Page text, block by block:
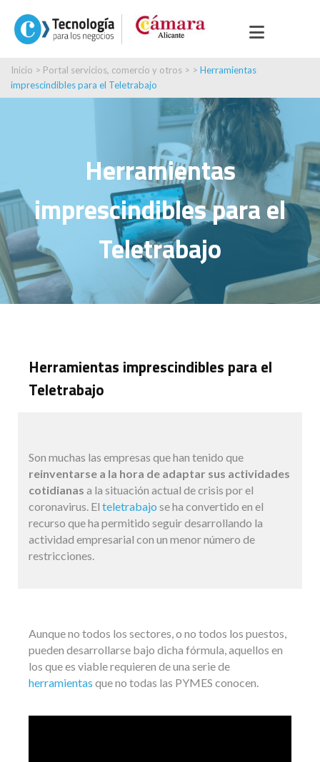
Inicio > Portal servicios, comercio y otros > > Herramientas
imprescindibles para el Teletrabajo
Herramientas
imprescindibles para el
Teletrabajo
Herramientas imprescindibles para el
Teletrabajo
Son muchas las empresas que han tenido que
reinventarse a la hora de adaptar sus actividades
cotidianas a la situación actual de crisis por el
coronavirus. El teletrabajo se ha convertido en el
recurso que ha permitido seguir desarrollando la
actividad empresarial con un menor número de
restricciones.
Aunque no todos los sectores, o no todos los puestos,
pueden desarrollarse bajo dicha fórmula, aquellos en
los que es viable requieren de una serie de
herramientas que no todas las PYMES conocen.